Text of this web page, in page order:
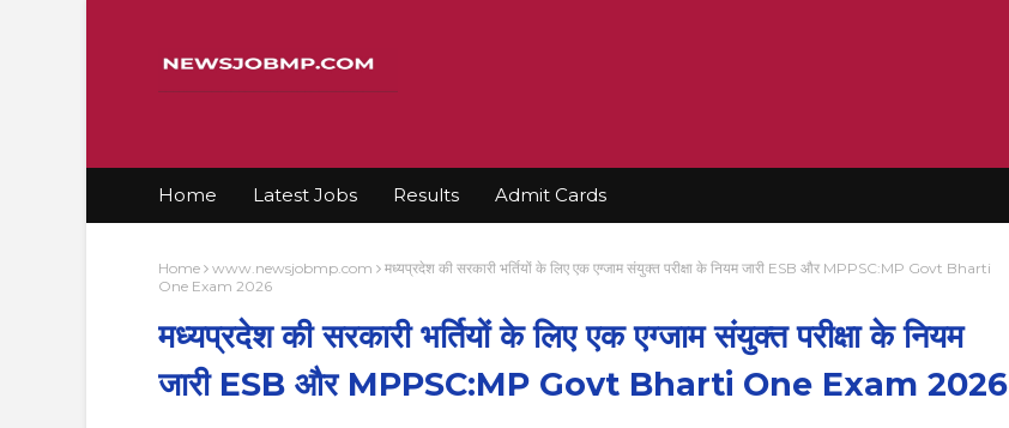
Home Latest Jobs Results Admit Cards
Home www.newsjobmp.com
मध्यप्रदेश की सरकारी भर्तियों के लिए एक एग्जाम संयुक्त परीक्षा के नियम जारी ESB और MPPSC:MP Govt Bharti
One Exam 2026
मध्यप्रदेश की सरकारी भर्तियों के लिए एक एग्जाम संयुक्त परीक्षा के नियम
जारी ESB और MPPSC:MP Govt Bharti One Exam 2026